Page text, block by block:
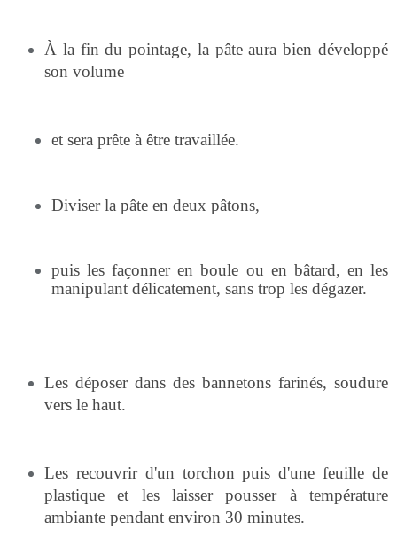
À la fin du pointage, la pâte aura bien développé
son volume
et sera prête à être travaillée.
Diviser la pâte en deux pâtons,
puis les façonner en boule ou en bâtard, en les
manipulant délicatement, sans trop les dégazer.
Les déposer dans des bannetons farinés, soudure
vers le haut.
Les recouvrir d'un torchon puis d'une feuille de
plastique et les laisser pousser à température
ambiante pendant environ 30 minutes.